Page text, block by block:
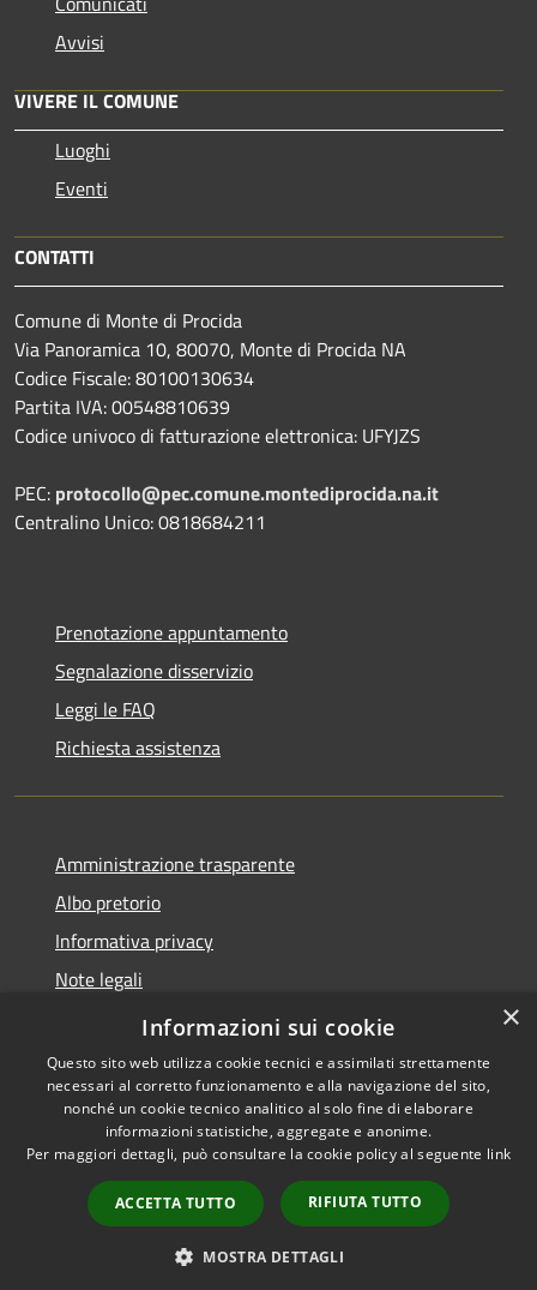
Avvisi
VIVERE IL COMUNE
Luoghi
Eventi
CONTATTI
Comune di Monte di Procida
Via Panoramica 10, 80070, Monte di Procida NA
Codice Fiscale: 80100130634
Partita IVA: 00548810639
Codice univoco di fatturazione elettronica: UFYJZS
PEC: protocollo@pec.comune.montediprocida.na.it
Centralino Unico:0818684211
Prenotazione appuntamento
Segnalazione disservizio
Leggi le FAQ
Richiesta assistenza
Amministrazione trasparente
Albo pretorio
Informativa privacy
Note legali
Dichiarazione di accessibilità
Accessibilità
Copyright © 2026 • Comune di
Monte di Procida • Powered by
Municipium•
Accesso
redazione
×
Informazioni sui cookie
Questo sito web utilizza cookie tecnici e assimilati strettamente
necessari al corretto funzionamento e alla navigazione del sito,
nonché un cookie tecnico analitico al solo fine di elaborare
informazioni statistiche, aggregate e anonime.
Per maggiori dettagli, può consultare la cookie policy al seguente link
ACCETTA TUTTO RIFIUTA TUTTO
MOSTRA DETTAGLI